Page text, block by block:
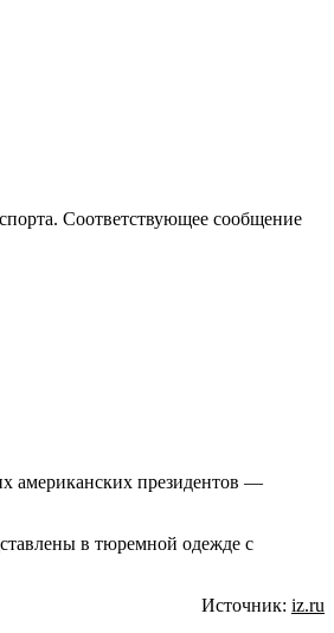
Соответствующее сообщение
американских президентов —
в тюремной одежде с
Источник: iz.ru